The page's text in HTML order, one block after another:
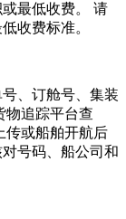
最低收费。 请
收费标准。
、订舱号、集装
物追踪平台查
传或船舶开航后
号码、船公司和